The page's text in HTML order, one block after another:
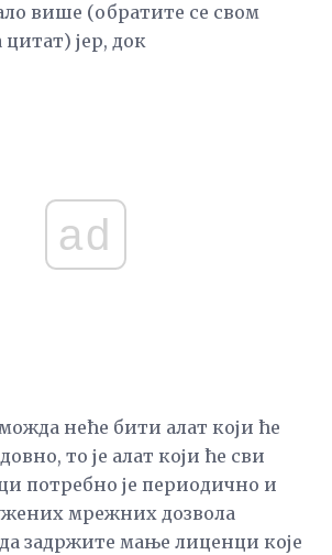
више (обратите се свом
јер, док
ad
неће бити алат који ће
то је алат који ће сви
потребно је периодично и
мрежних дозвола
задржите мање лиценци које